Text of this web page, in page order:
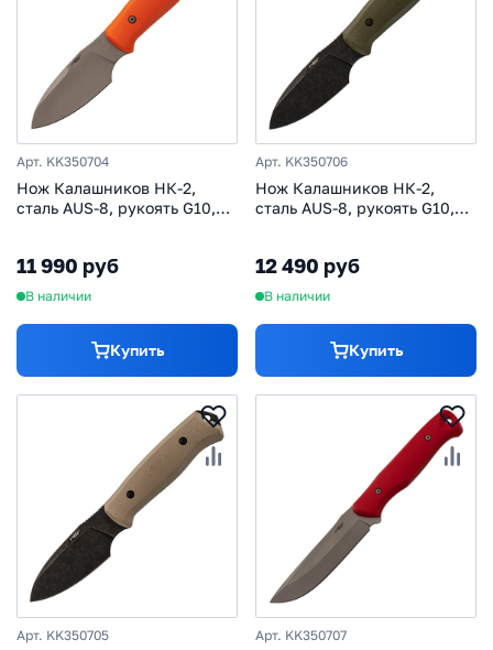
Арт. KK350704
Нож Калашников НК-2,
сталь AUS-8, рукоять G10,
11 990 руб
В наличии
Купить
Арт. KK350706
Нож Калашников НК-2,
сталь AUS-8, рукоять G10,
12 490 руб
В наличии
Купить
Арт. KK350705 Арт. KK350707